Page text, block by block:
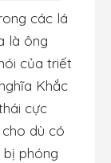
các lá
là ông
của triết
Khắc
cực
dù có
phóng